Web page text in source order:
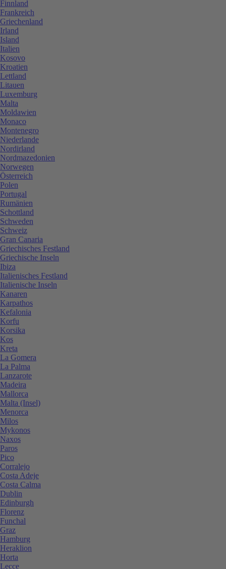
Finnland
Frankreich
Griechenland
Irland
Island
Italien
Kosovo
Kroatien
Lettland
Litauen
Luxemburg
Malta
Moldawien
Monaco
Montenegro
Niederlande
Nordirland
Nordmazedonien
Norwegen
Österreich
Polen
Portugal
Rumänien
Schottland
Schweden
Schweiz
Gran Canaria
Griechisches Festland
Griechische Inseln
Ibiza
Italienisches Festland
Italienische Inseln
Kanaren
Karpathos
Kefalonia
Korfu
Korsika
Kos
Kreta
La Gomera
La Palma
Lanzarote
Madeira
Mallorca
Malta (Insel)
Menorca
Milos
Mykonos
Naxos
Paros
Pico
Corralejo
Costa Adeje
Costa Calma
Dublin
Edinburgh
Florenz
Funchal
Graz
Hamburg
Heraklion
Horta
Lecce